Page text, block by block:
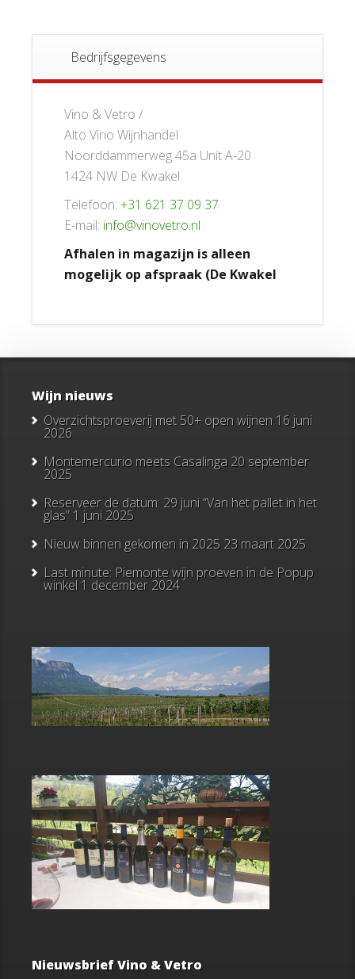
Bedrijfsgegevens
Vino & Vetro /
Alto Vino Wijnhandel
Noorddammerweg 45a Unit A-20
1424 NW De Kwakel
Telefoon: +31 621 37 09 37
E-mail: info@vinovetro.nl
Afhalen in magazijn is alleen
mogelijk op afspraak (De Kwakel
Wijn nieuws
Overzichtsproeverij met 50+ open wijnen 16 juni
2026
Montemercurio meets Casalinga 20 september
2025
Reserveer de datum: 29 juni “Van het pallet in het
glas” 1 juni 2025
Nieuw binnen gekomen in 2025 23 maart 2025
Last minute: Piemonte wijn proeven in de Popup
winkel 1 december 2024
Nieuwsbrief Vino & Vetro